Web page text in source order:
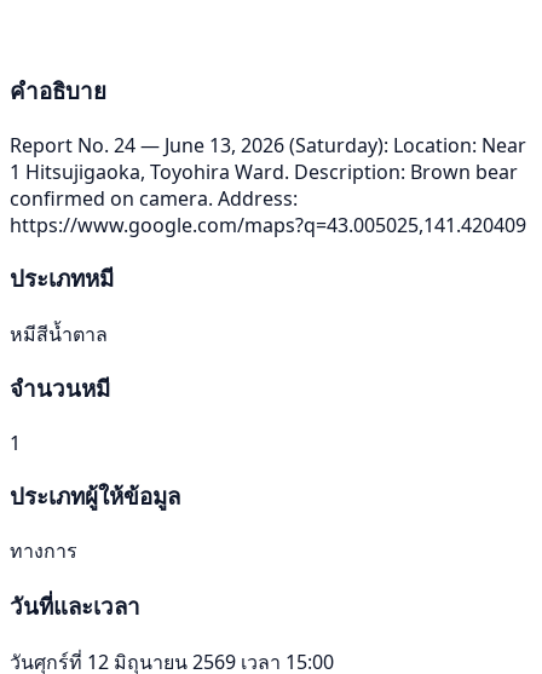
คำอธิบาย
Report No. 24 — June 13, 2026 (Saturday): Location: Near
1 Hitsujigaoka, Toyohira Ward. Description: Brown bear
confirmed on camera. Address:
https://www.google.com/maps?q=43.005025,141.420409
ประเภทหมี
หมีสีน้ำตาล
จำนวนหมี
1
ประเภทผู้ให้ข้อมูล
ทางการ
วันที่และเวลา
วันศุกร์ที่ 12 มิถุนายน 2569 เวลา 15:00